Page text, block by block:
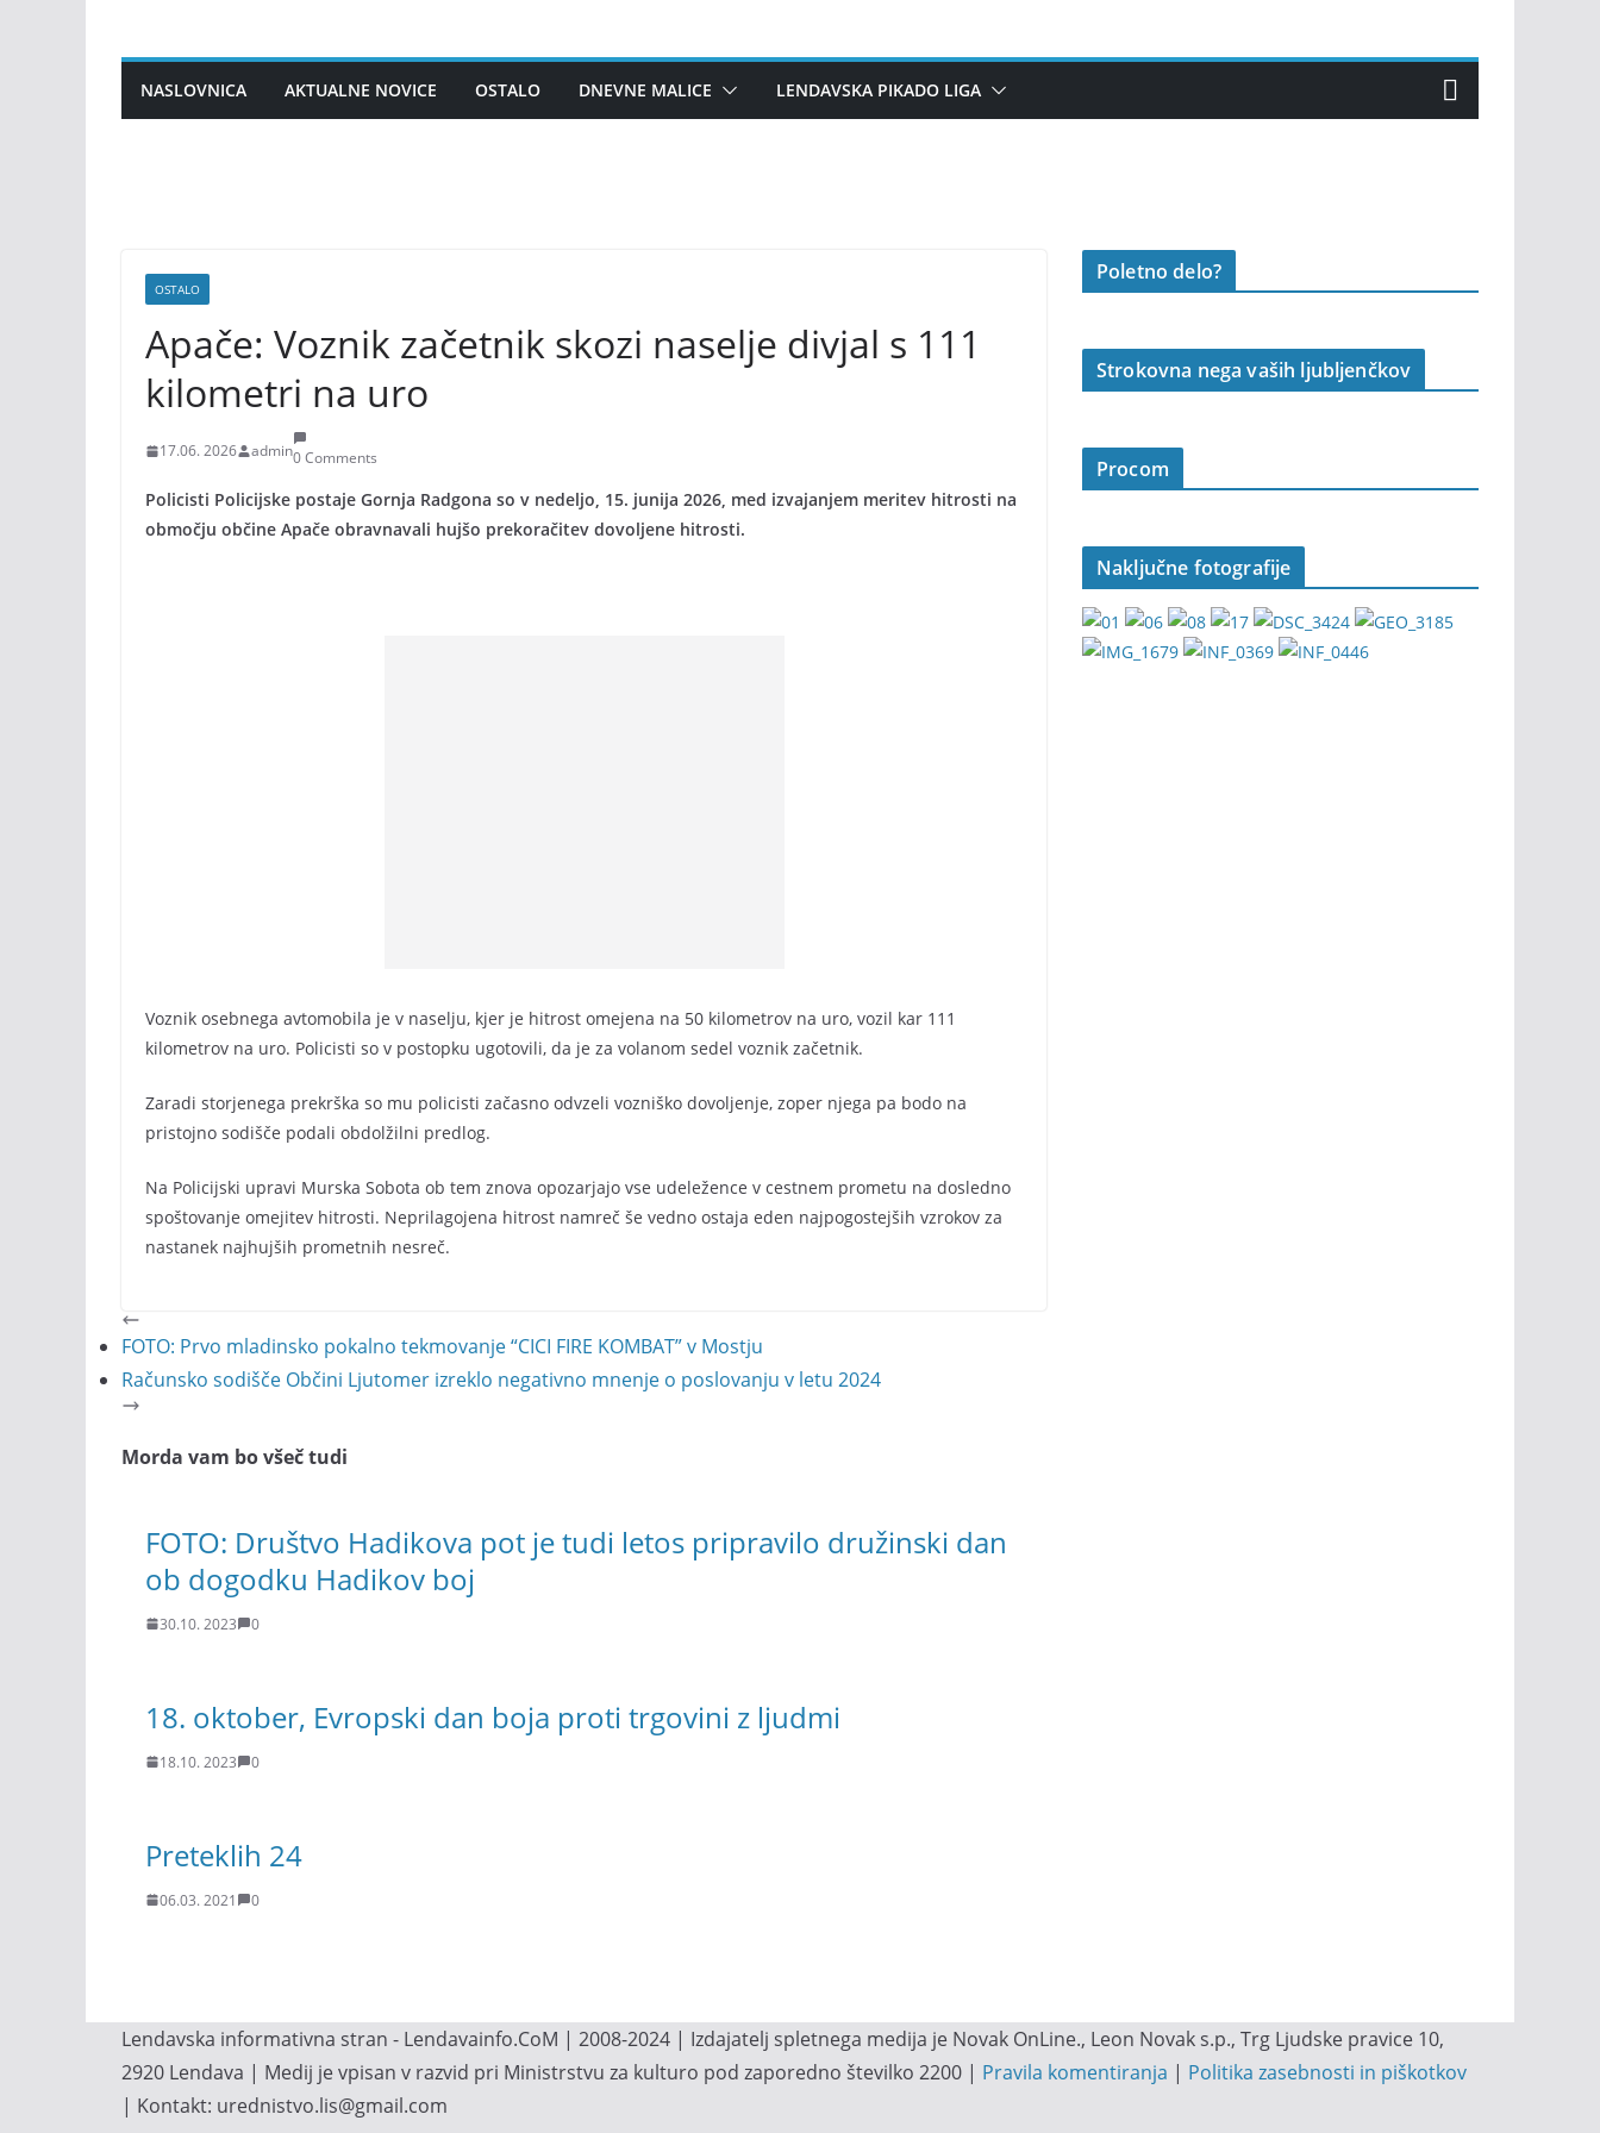
contentNASLOVNICA AKTUALNE NOVICE OSTALO DNEVNE MALICE LENDAVSKA PIKADO LIGA
OSTALO
Apače: Voznik začetnik skozi naselje divjal s 111
kilometri na uro
17.06. 2026 admin0 Comments
Policisti Policijske postaje Gornja Radgona so v nedeljo, 15. junija 2026, med izvajanjem meritev hitrosti na
območju občine Apače obravnavali hujšo prekoračitev dovoljene hitrosti.
Voznik osebnega avtomobila je v naselju, kjer je hitrost omejena na 50 kilometrov na uro, vozil kar 111
kilometrov na uro. Policisti so v postopku ugotovili, da je za volanom sedel voznik začetnik.
Zaradi storjenega prekrška so mu policisti začasno odvzeli vozniško dovoljenje, zoper njega pa bodo na
pristojno sodišče podali obdolžilni predlog.
Na Policijski upravi Murska Sobota ob tem znova opozarjajo vse udeležence v cestnem prometu na dosledno
spoštovanje omejitev hitrosti. Neprilagojena hitrost namreč še vedno ostaja eden najpogostejših vzrokov za
nastanek najhujših prometnih nesreč.
FOTO: Prvo mladinsko pokalno tekmovanje “CICI FIRE KOMBAT” v Mostju
Računsko sodišče Občini Ljutomer izreklo negativno mnenje o poslovanju v letu 2024
Morda vam bo všeč tudi
FOTO: Društvo Hadikova pot je tudi letos pripravilo družinski dan
ob dogodku Hadikov boj
30.10. 2023 0
18. oktober, Evropski dan boja proti trgovini z ljudmi
18.10. 2023 0
Preteklih 24
06.03. 2021 0
Poletno delo?
Strokovna nega vaših ljubljenčkov
Procom
Naključne fotografije
Lendavska informativna stran - Lendavainfo.CoM | 2008-2024 | Izdajatelj spletnega medija je Novak OnLine., Leon Novak s.p., Trg Ljudske pravice 10,
2920 Lendava | Medij je vpisan v razvid pri Ministrstvu za kulturo pod zaporedno številko 2200 | Pravila komentiranja | Politika zasebnosti in piškotkov
| Kontakt: urednistvo.lis@gmail.com